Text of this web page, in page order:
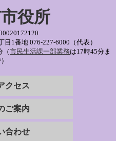
役所
目1番地 076-227-6000（代表）
（市民生活課一部業務は17時45分ま
クセス
ご案内
合わせ